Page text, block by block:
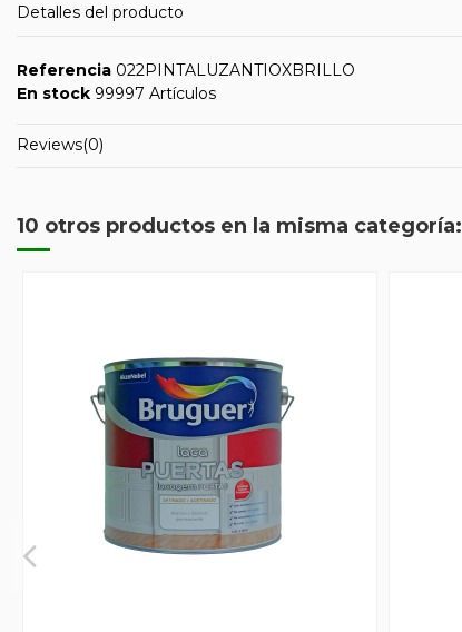
Detalles del producto
Referencia 022PINTALUZANTIOXBRILLO
En stock 99997 Artículos
Reviews(0)
10 otros productos en la misma categoría: